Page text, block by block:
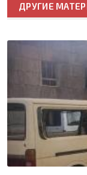
ДРУГИЕ